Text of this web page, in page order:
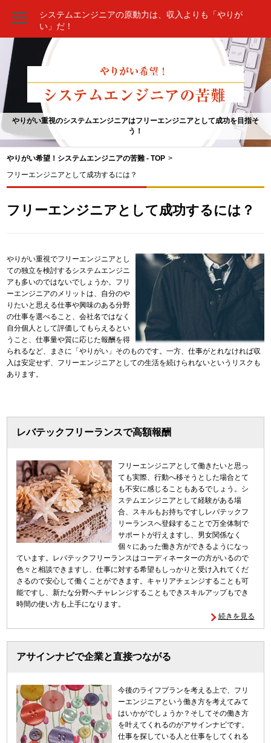
システムエンジニアの原動力は、収入よりも「やりが
い」だ！
やりがい重視のシステムエンジニアはフリーエンジニアとして成功を目指そ
う！
やりがい希望！システムエンジニアの苦難 - TOP >
フリーエンジニアとして成功するには？
フリーエンジニアとして成功するには？
やりがい重視でフリーエンジニアとし
ての独立を検討するシステムエンジニ
アも多いのではないでしょうか。フリ
ーエンジニアのメリットは、自分のや
りたいと思える仕事や興味のある分野
の仕事を選べること、会社名ではなく
自分個人として評価してもらえるとい
うこと、仕事量や質に応じた報酬を得
られるなど、まさに「やりがい」そのものです。一方、仕事がとれなければ収
入は安定せず、フリーエンジニアとしての生活を続けられないというリスクも
あります。
レバテックフリーランスで高額報酬
フリーエンジニアとして働きたいと思っ
ても実際、行動へ移そうとした場合とて
も不安に感じることもあるでしょう。シ
ステムエンジニアとして経験がある場
合、スキルもお持ちですしレバテックフ
リーランスへ登録することで万全体制で
サポートが行えますし、男女関係なく
個々にあった働き方ができるようになっ
ています。レバテックフリーランスはコーディネーターの方がいるので
色々と相談できますし、仕事に対する希望もしっかりと受け入れてくだ
さるので安心して働くことができます。キャリアチェンジすることも可
能ですし、新たな分野へチャレンジすることもできスキルアップもでき
時間の使い方も上手になります。
続きを見る
アサインナビで企業と直接つながる
今後のライフプランを考える上で、フリ
ーエンジニアという働き方を考えてみて
はいかがでしょうか？そしてその働き方
を叶えてくれるのがアサインナビです。
仕事を探している人と仕事をしてくれる